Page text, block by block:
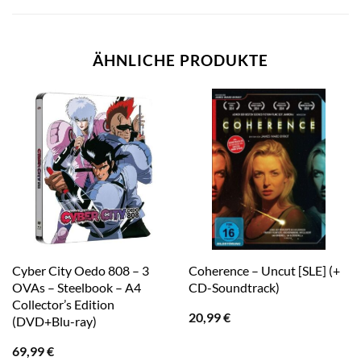
ÄHNLICHE PRODUKTE
Cyber City Oedo 808 – 3
OVAs – Steelbook – A4
Collector’s Edition
(DVD+Blu-ray)
69,99€
Coherence – Uncut [SLE] (+
CD-Soundtrack)
20,99€